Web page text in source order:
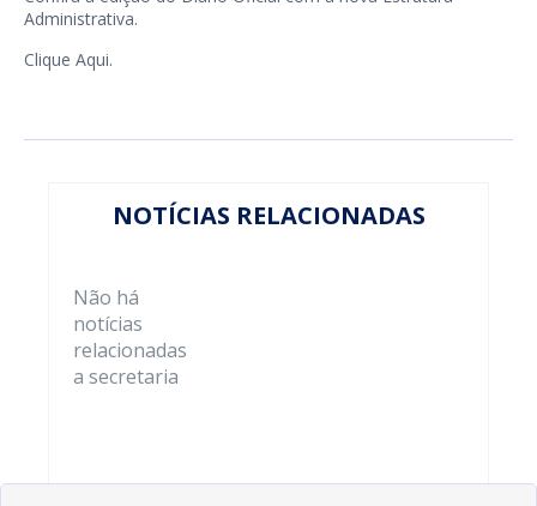
Administrativa.
Clique Aqui.
NOTÍCIAS RELACIONADAS
Não há
notícias
relacionadas
a secretaria